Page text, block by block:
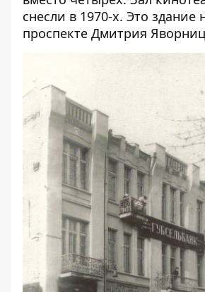
снесли в 1970-х. Это здание
проспекте Дмитрия